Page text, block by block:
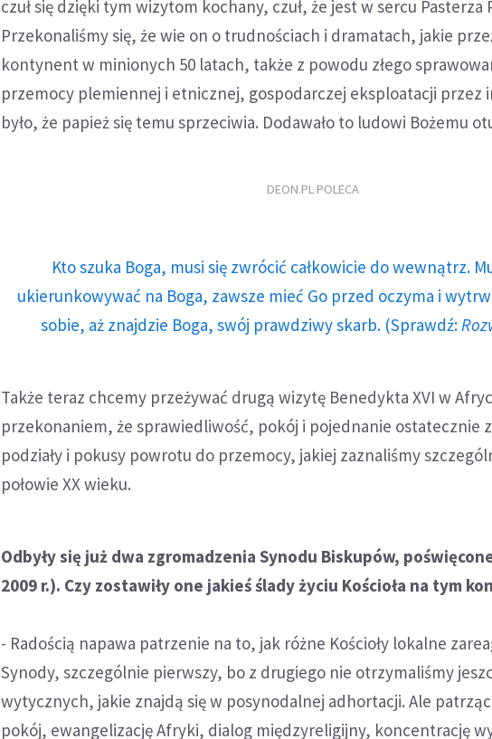
czuł się dzięki tym wizytom kochany, czuł, że jest w sercu Pasterza
Przekonaliśmy się, że wie on o trudnościach i dramatach, jakie
kontynent w minionych 50 latach, także z powodu złego
przemocy plemiennej i etnicznej, gospodarczej eksploatacji przez
było, że papież się temu sprzeciwia. Dodawało to ludowi Bożemu
DEON.PL POLECA
Kto szuka Boga, musi się zwrócić całkowicie do wewnątrz.
ukierunkowywać na Boga, zawsze mieć Go przed oczyma i
sobie, aż znajdzie Boga, swój prawdziwy skarb. (Sprawdź:
Także teraz chcemy przeżywać drugą wizytę Benedykta XVI w
przekonaniem, że sprawiedliwość, pokój i pojednanie ostatecznie
podziały i pokusy powrotu do przemocy, jakiej zaznaliśmy
połowie XX wieku.
Odbyły się już dwa zgromadzenia Synodu Biskupów,
2009 r.). Czy zostawiły one jakieś ślady życiu Kościoła na tym
- Radością napawa patrzenie na to, jak różne Kościoły lokalne
Synody, szczególnie pierwszy, bo z drugiego nie otrzymaliśmy
wytycznych, jakie znajdą się w posynodalnej adhortacji. Ale
pokój, ewangelizację Afryki, dialog międzyreligijny, koncentrację